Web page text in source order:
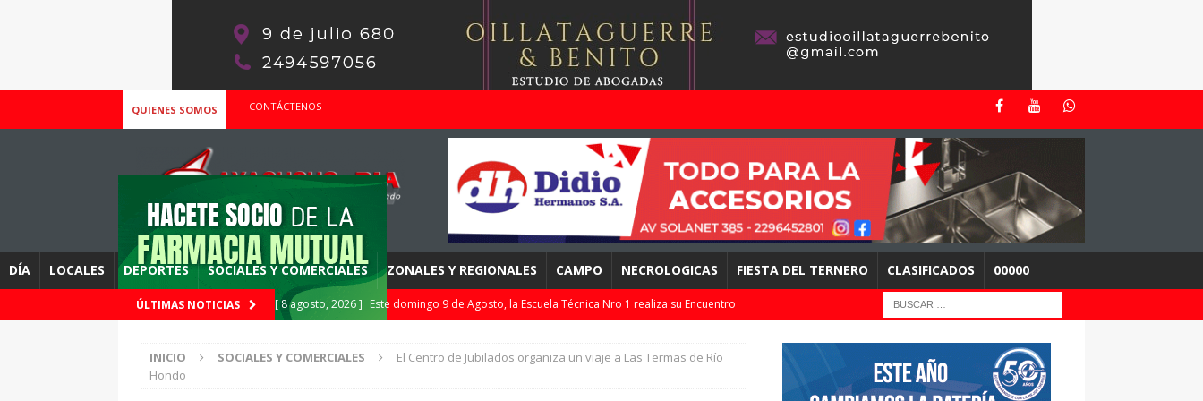
QUIENES SOMOS CONTÁCTENOS
DÍA LOCALES DEPORTES SOCIALES Y COMERCIALES ZONALES Y REGIONALES CAMPO NECROLOGICAS FIESTA DEL TERNERO CLASIFICADOS 00000
ÚLTIMAS NOTICIAS [ 8 agosto, 2026 ] Este domingo 9 de Agosto, la Escuela Técnica Nro 1 realiza su Encuentro
[ 8 agosto, 2026 ]
Se inició la 4ta fecha de la LPF / Partidos, árbitros, horarios, TV y tablas
INICIO SOCIALES Y COMERCIALES
El Centro de Jubilados organiza un viaje a Las Termas de Río
Hondo